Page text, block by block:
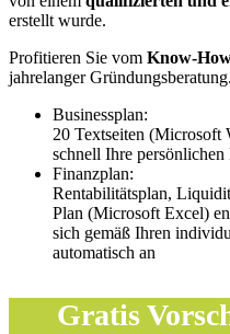
erstellt wurde.
Profitieren Sie vom Know-
jahrelanger Gründungsberatung.
Businessplan:
20 Textseiten (Microsoft
schnell Ihre persönlichen
Finanzplan:
Rentabilitätsplan,
Plan (Microsoft Excel)
sich gemäß Ihren
automatisch an
Gratis